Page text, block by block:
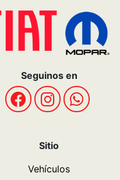
Seguinos en
Sitio
Vehículos